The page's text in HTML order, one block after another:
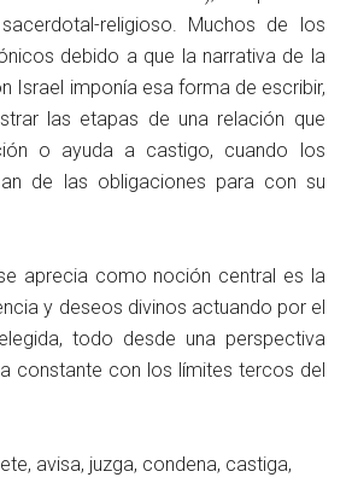
religioso. Muchos de los
debido a que la narrativa de la
Israel imponía esa forma de escribir,
las etapas de una relación que
o ayuda a castigo, cuando los
de las obligaciones para con su
aprecia como noción central es la
y deseos divinos actuando por el
todo desde una perspectiva
constante con los límites tercos del
avisa, juzga, condena, castiga,